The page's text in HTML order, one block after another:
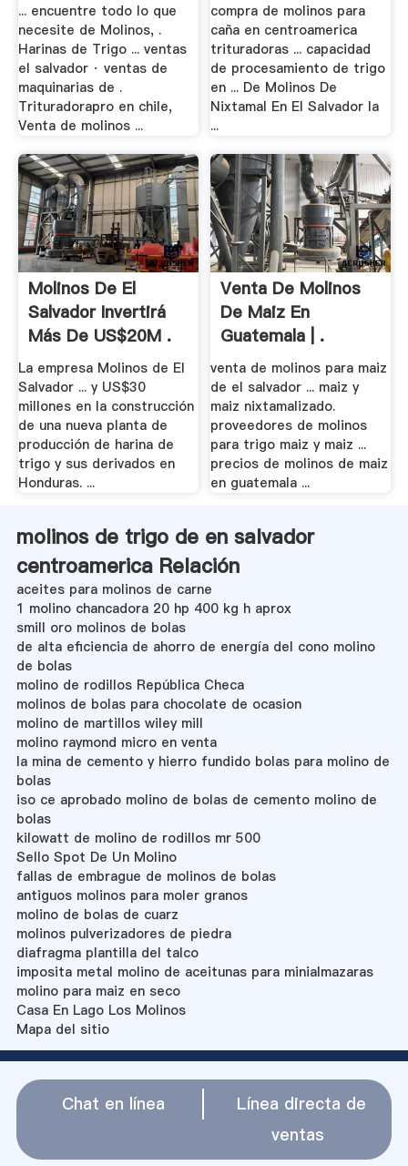
... encuentre todo lo que
necesite de Molinos, .
Harinas de Trigo ... ventas
el salvador · ventas de
maquinarias de .
Trituradorapro en chile,
Venta de molinos ...
compra de molinos para
caña en centroamerica
trituradoras ... capacidad
de procesamiento de trigo
en ... De Molinos De
Nixtamal En El Salvador la
...
Molinos De El
Salvador Invertirá
Más De US$20M .
La empresa Molinos de El
Salvador ... y US$30
millones en la construcción
de una nueva planta de
producción de harina de
trigo y sus derivados en
Honduras. ...
Venta De Molinos
De Maiz En
Guatemala | .
venta de molinos para maiz
de el salvador ... maiz y
maiz nixtamalizado.
proveedores de molinos
para trigo maiz y maiz ...
precios de molinos de maiz
en guatemala ...
molinos de trigo de en salvador
centroamerica Relación
aceites para molinos de carne
1 molino chancadora 20 hp 400 kg h aprox
smill oro molinos de bolas
de alta eficiencia de ahorro de energía del cono molino
de bolas
molino de rodillos República Checa
molinos de bolas para chocolate de ocasion
molino de martillos wiley mill
molino raymond micro en venta
la mina de cemento y hierro fundido bolas para molino de
bolas
iso ce aprobado molino de bolas de cemento molino de
bolas
kilowatt de molino de rodillos mr 500
Sello Spot De Un Molino
fallas de embrague de molinos de bolas
antiguos molinos para moler granos
molino de bolas de cuarz
molinos pulverizadores de piedra
diafragma plantilla del talco
imposita metal molino de aceitunas para minialmazaras
molino para maiz en seco
Casa En Lago Los Molinos
Mapa del sitio
Chat en línea
Línea directa de
ventas